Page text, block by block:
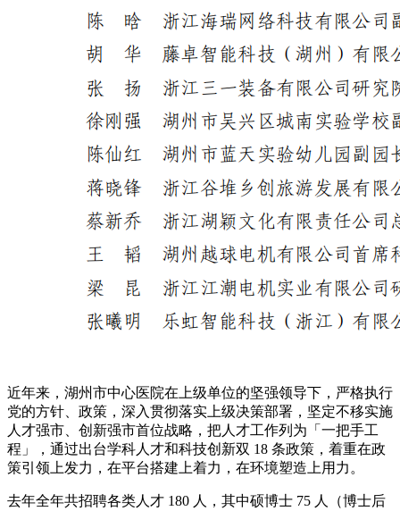
近年来，湖州市中心医院在上级单位的坚强领导下，严格执行
党的方针、政策，深入贯彻落实上级决策部署，坚定不移实施
人才强市、创新强市首位战略，把人才工作列为「一把手工
程」，通过出台学科人才和科技创新双 18 条政策，着重在政
策引领上发力，在平台搭建上着力，在环境塑造上用力。
去年全年共招聘各类人才 180 人，其中硕博士 75 人（博士后